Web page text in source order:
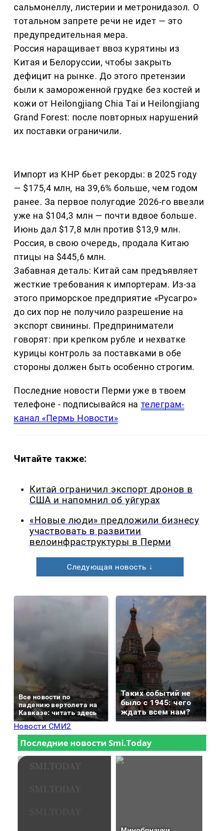
сальмонеллу, листерии и метронидазол. О
тотальном запрете речи не идет — это
предупредительная мера.
Россия наращивает ввоз курятины из
Китая и Белоруссии, чтобы закрыть
дефицит на рынке. До этого претензии
были к замороженной грудке без костей и
кожи от Heilongjiang Chia Tai и Heilongjiang
Grand Forest: после повторных нарушений
их поставки ограничили.
Импорт из КНР бьет рекорды: в 2025 году
— $175,4 млн, на 39,6% больше, чем годом
ранее. За первое полугодие 2026-го ввезли
уже на $104,3 млн — почти вдвое больше.
Июнь дал $17,8 млн против $13,9 млн.
Россия, в свою очередь, продала Китаю
птицы на $445,6 млн.
Забавная деталь: Китай сам предъявляет
жесткие требования к импортерам. Из-за
этого приморское предприятие «Русагро»
до сих пор не получило разрешение на
экспорт свинины. Предприниматели
говорят: при крепком рубле и нехватке
курицы контроль за поставками в обе
стороны должен быть особенно строгим.
Последние новости Перми уже в твоем
телефоне - подписывайся на телеграм-
канал «Пермь Новости»
Читайте также:
Китай ограничил экспорт дронов в
США и напомнил об уйгурах
«Новые люди» предложили бизнесу
участвовать в развитии
велоинфраструктуры в Перми
Следующая новость ↓
Все новости по
падению вертолета на
Кавказе: читать здесь
Таких событий не
было с 1945: чего
ждать всем нам?
Новости СМИ2